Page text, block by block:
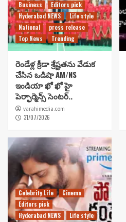
Business
Editors pick
Hyderabad NEWS
Life style
National
press release
Top News
Trending
రెండేళ్ల క్రీడా శ్రేష్టతను వేడుక
చేసిన ఒడిషా AM/NS
ఇండియా ఖో ఖో హై
పెర్ఫార్మెన్స్ సెంటర్..
varahimedia.com
31/07/2026
Celebrity Life
Cinema
Editors pick
Hyderabad NEWS
Life style